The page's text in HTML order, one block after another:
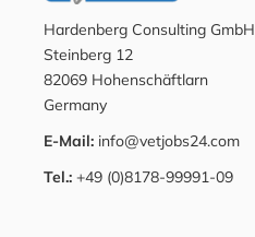
Hardenberg Consulting GmbH
Steinberg 12
82069 Hohenschäftlarn
Germany
E-Mail: info@vetjobs24.com
Tel.: +49 (0)8178-99991-09